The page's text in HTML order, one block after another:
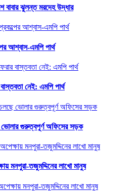
বাবার ঝুলন্ত মরদেহ উদ্ধার
আশ্বাস-এমপি পার্থ
নেই: এমপি পার্থ
ভোলার গুরুত্বপূর্ণ অফিসের সড়ক
মনপুরা-তজুমদ্দিনের লাখো মানুষ